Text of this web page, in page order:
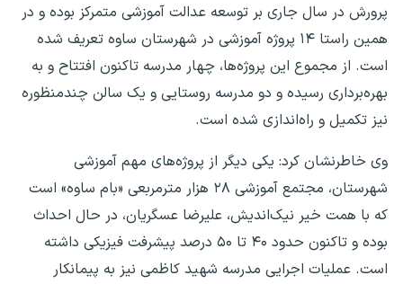
پرورش در سال جاری بر توسعه عدالت آموزشی متمرکز بوده و در
همین راستا ۱۴ پروژه آموزشی در شهرستان ساوه تعریف شده
است. از مجموع این پروژه‌ها، چهار مدرسه تاکنون افتتاح و به
بهره‌برداری رسیده و دو مدرسه روستایی و یک سالن چندمنظوره
نیز تکمیل و راه‌اندازی شده است.
وی خاطرنشان کرد: یکی دیگر از پروژه‌های مهم آموزشی
شهرستان، مجتمع آموزشی ۲۸ هزار مترمربعی «بام ساوه» است
که با همت خیر نیک‌اندیش، علیرضا عسگریان، در حال احداث
بوده و تاکنون حدود ۴۰ تا ۵۰ درصد پیشرفت فیزیکی داشته
است. عملیات اجرایی مدرسه شهید کاظمی نیز به پیمانکار